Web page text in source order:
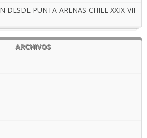
DESDE PUNTA ARENAS CHILE XXIX-VII-
ARCHIVOS